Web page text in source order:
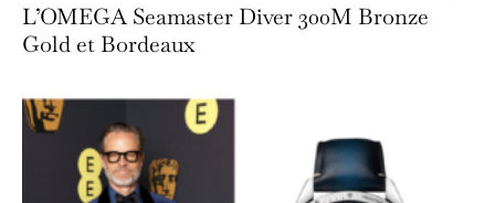
L’OMEGA Seamaster Diver 300M Bronze
Gold et Bordeaux